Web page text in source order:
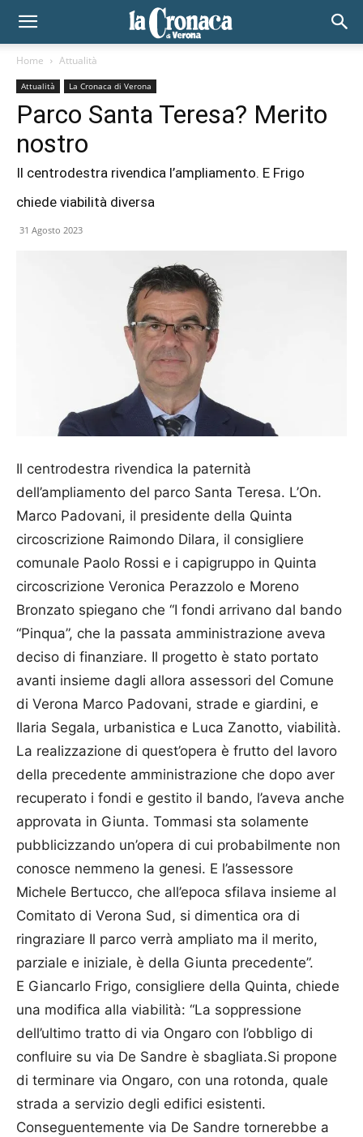
Home Attualità
Attualità La Cronaca di Verona
Parco Santa Teresa? Merito
nostro
Il centrodestra rivendica l’ampliamento. E Frigo
chiede viabilità diversa
31 Agosto 2023
Il centrodestra rivendica la paternità
dell’ampliamento del parco Santa Teresa. L’On.
Marco Padovani, il presidente della Quinta
circoscrizione Raimondo Dilara, il consigliere
comunale Paolo Rossi e i capigruppo in Quinta
circoscrizione Veronica Perazzolo e Moreno
Bronzato spiegano che “I fondi arrivano dal bando
“Pinqua”, che la passata amministrazione aveva
deciso di finanziare. Il progetto è stato portato
avanti insieme dagli allora assessori del Comune
di Verona Marco Padovani, strade e giardini, e
Ilaria Segala, urbanistica e Luca Zanotto, viabilità.
La realizzazione di quest’opera è frutto del lavoro
della precedente amministrazione che dopo aver
recuperato i fondi e gestito il bando, l’aveva anche
approvata in Giunta. Tommasi sta solamente
pubblicizzando un’opera di cui probabilmente non
conosce nemmeno la genesi. E l’assessore
Michele Bertucco, che all’epoca sfilava insieme al
Comitato di Verona Sud, si dimentica ora di
ringraziare Il parco verrà ampliato ma il merito,
parziale e iniziale, è della Giunta precedente”.
E Giancarlo Frigo, consigliere della Quinta, chiede
una modifica alla viabilità: “La soppressione
dell’ultimo tratto di via Ongaro con l’obbligo di
confluire su via De Sandre è sbagliata.Si propone
di terminare via Ongaro, con una rotonda, quale
strada a servizio degli edifici esistenti.
Conseguentemente via De Sandre tornerebbe a